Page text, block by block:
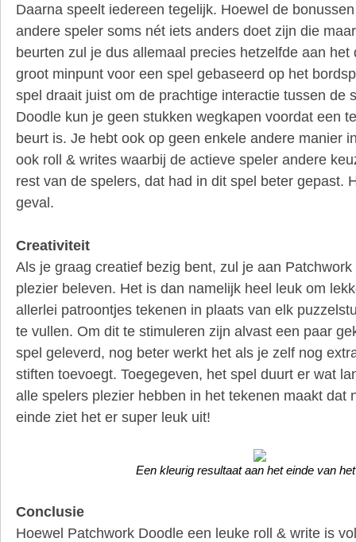
Daarna speelt iedereen tegelijk. Hoewel de
andere speler soms nét iets anders doet zijn die
beurten zul je dus allemaal precies hetzelfde aan het
groot minpunt voor een spel gebaseerd op het
spel draait juist om de prachtige interactie tussen de
Doodle kun je geen stukken wegkapen voordat een
beurt is. Je hebt ook op geen enkele andere manier
ook roll & writes waarbij de actieve speler andere
rest van de spelers, dat had in dit spel beter gepast.
geval.
Creativiteit
Als je graag creatief bezig bent, zul je aan
plezier beleven. Het is dan namelijk heel leuk om
allerlei patroontjes tekenen in plaats van elk
te vullen. Om dit te stimuleren zijn alvast een paar
spel geleverd, nog beter werkt het als je zelf nog
stiften toevoegt. Toegegeven, het spel duurt er wat
alle spelers plezier hebben in het tekenen maakt dat
einde ziet het er super leuk uit!
Een kleurig resultaat aan het einde van
Conclusie
Hoewel Patchwork Doodle een leuke roll & write is